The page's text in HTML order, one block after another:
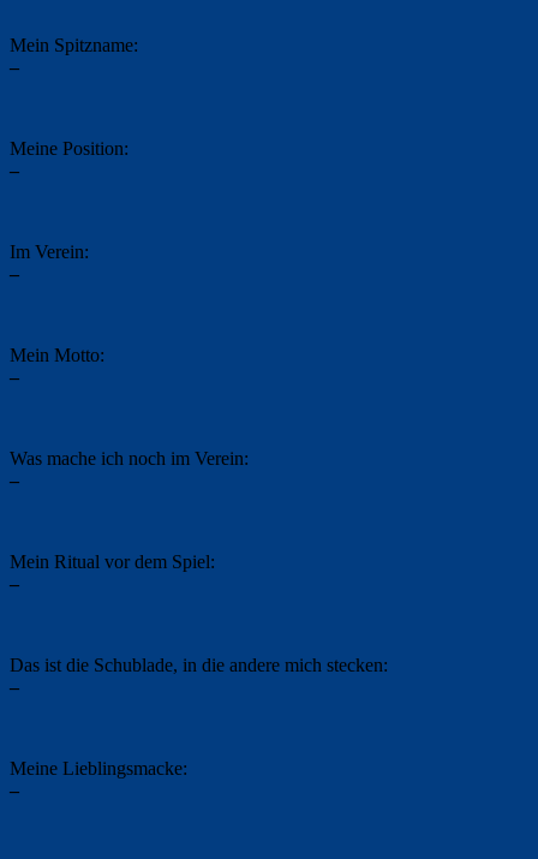
Mein Spitzname:
–
Meine Position:
–
Im Verein:
–
Mein Motto:
–
Was mache ich noch im Verein:
–
Mein Ritual vor dem Spiel:
–
Das ist die Schublade, in die andere mich stecken:
–
Meine Lieblingsmacke:
–